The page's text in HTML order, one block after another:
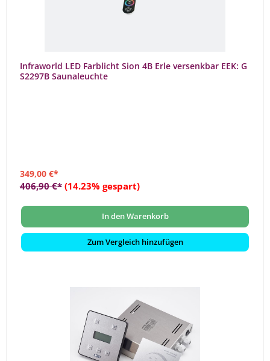
Infraworld LED Farblicht Sion 4B Erle versenkbar EEK: G
S2297B Saunaleuchte
349,00 €*
406,90 €* (14.23% gespart)
In den Warenkorb
Zum Vergleich hinzufügen